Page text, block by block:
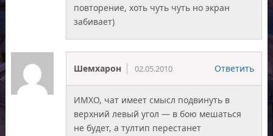
повторение, хоть чуть чуть но экран
забивает)
Шемхарон 02.05.2010 Ответить
ИМХО, чат имеет смысл подвинуть в
верхний левый угол — в бою мешаться
не будет, а тултип перестанет